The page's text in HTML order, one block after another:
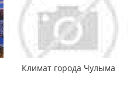
Климат города Чулыма